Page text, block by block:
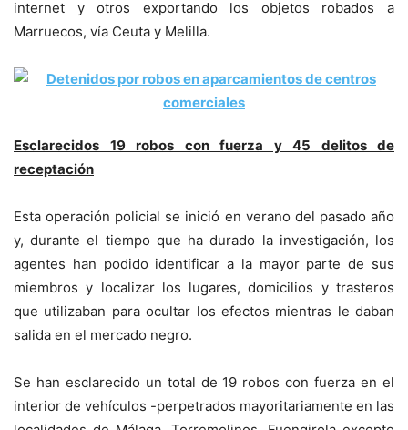
internet y otros exportando los objetos robados a
Marruecos, vía Ceuta y Melilla.
Esclarecidos 19 robos con fuerza y 45 delitos de
receptación
Esta operación policial se inició en verano del pasado año
y, durante el tiempo que ha durado la investigación, los
agentes han podido identificar a la mayor parte de sus
miembros y localizar los lugares, domicilios y trasteros
que utilizaban para ocultar los efectos mientras le daban
salida en el mercado negro.
Se han esclarecido un total de 19 robos con fuerza en el
interior de vehículos -perpetrados mayoritariamente en las